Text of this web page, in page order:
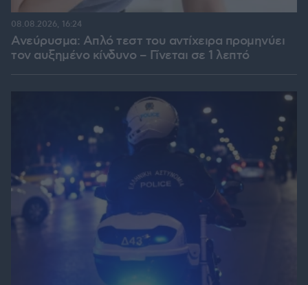
Ανεύρυσμα: Απλό τεστ του αντίχειρα προμηνύει
τον αυξημένο κίνδυνο – Γίνεται σε 1 λεπτό
08.08.2026, 16:24